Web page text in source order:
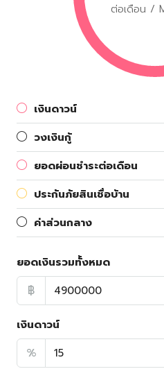
ต่อเดือน /
เงินดาวน์
วงเงินกู้
ยอดผ่อนชำระต่อเดือน
ประกันภัยสินเชื่อบ้าน
ค่าส่วนกลาง
ยอดเงินรวมทั้งหมด
฿
เงินดาวน์
%